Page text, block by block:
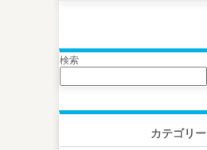
検索
カテゴリー